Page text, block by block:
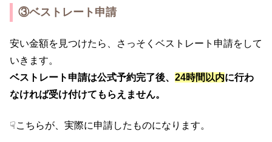
③ベストレート申請
安い金額を見つけたら、さっそくベストレート申請をして
いきます。
ベストレート申請は公式予約完了後、 24時間以内に行わ
なければ受け付けてもらえません。
☟こちらが、実際に申請したものになります。